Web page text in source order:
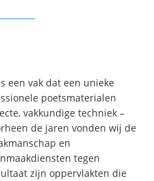
een vak dat een unieke
poetsmaterialen
vakkundige techniek –
de jaren vonden wij de
en
tegen
zijn oppervlakten die